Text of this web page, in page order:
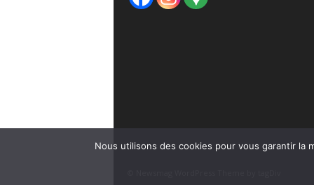
Nous utilisons des cookies pour vous garantir